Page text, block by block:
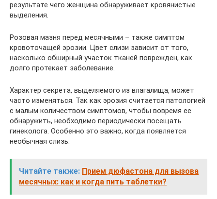
результате чего женщина обнаруживает кровянистые
выделения.
Розовая мазня перед месячными – также симптом
кровоточащей эрозии. Цвет слизи зависит от того,
насколько обширный участок тканей поврежден, как
долго протекает заболевание.
Характер секрета, выделяемого из влагалища, может
часто изменяться. Так как эрозия считается патологией
с малым количеством симптомов, чтобы вовремя ее
обнаружить, необходимо периодически посещать
гинеколога. Особенно это важно, когда появляется
необычная слизь.
Читайте также: Прием дюфастона для вызова
месячных: как и когда пить таблетки?